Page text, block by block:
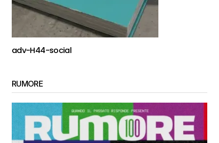
adv-H44-social
RUMORE